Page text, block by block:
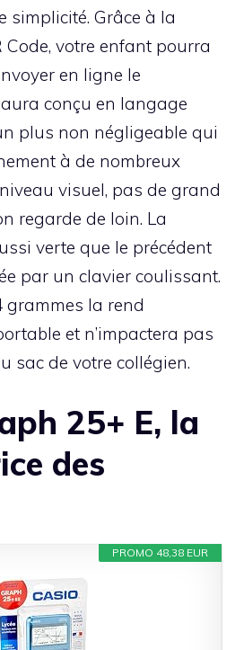
simplicité. Grâce à la
votre enfant pourra
en ligne le
conçu en langage
plus non négligeable qui
à de nombreux
visuel, pas de grand
regarde de loin. La
verte que le précédent
par un clavier coulissant.
grammes la rend
et n’impactera pas
sac de votre collégien.
25+ E, la
des
PROMO 48,38 EUR